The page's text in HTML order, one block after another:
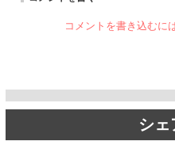
コメントを書き込むに
シェ